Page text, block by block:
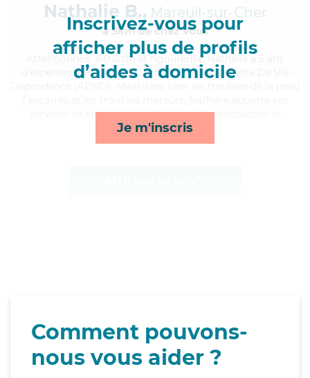
Inscrivez-vous pour
afficher plus de profils
d’aides à domicile
Je m'inscris
Nathalie B., Mareuil-sur-Cher
à 5km de chez Vous
, altruiste et rigoureuse, Nathalie a 5 ans
d'expérience et possède un diplôme d'Assistante De Vie
services de repas, courses/livraison, lever/coucher et
lessive/repassage*
Comment pouvons-
nous vous aider ?